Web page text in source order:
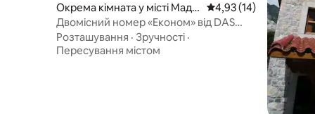
Окрема кімната у місті Мадр
ид
Середня оцінка: 4,93
4,93 (14)
Двомісний номер «Економ» від DAS
Hosteles
Розташування · Зручності ·
Пересування містом